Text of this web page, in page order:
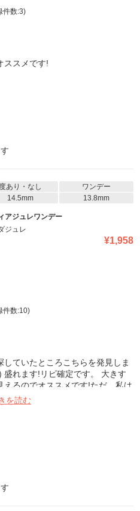
件数:3)
ススメです!
度あり・なし
ワンデー
14.5mm
13.8mm
アジュレワンデー
ジュレ
¥1,958
件数:10)
ていたところこちらを発見しま
盛れます!リピ確定です。 大きす
えるのでオススメです!ただ、私は
られませんでした(><)
を読む